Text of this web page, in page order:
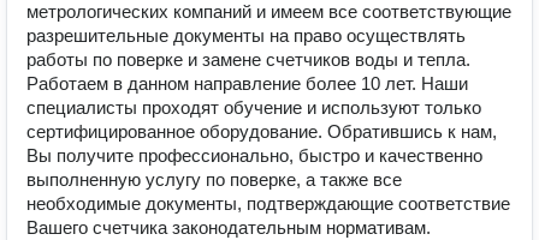
метрологических компаний и имеем все соответствующие
разрешительные документы на право осуществлять
работы по поверке и замене счетчиков воды и тепла.
Работаем в данном направление более 10 лет. Наши
специалисты проходят обучение и используют только
сертифицированное оборудование. Обратившись к нам,
Вы получите профессионально, быстро и качественно
выполненную услугу по поверке, а также все
необходимые документы, подтверждающие соответствие
Вашего счетчика законодательным нормативам.